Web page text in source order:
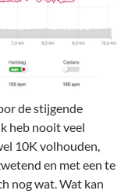
de stijgende
heb nooit veel
10K volhouden,
en met een te
nog wat. Wat kan